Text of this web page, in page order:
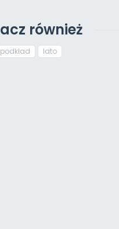
również
podkład lato